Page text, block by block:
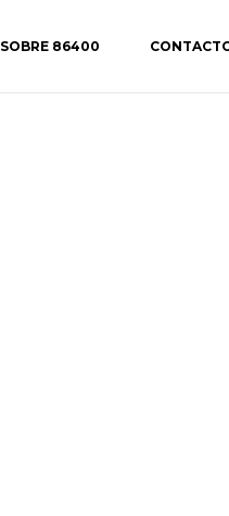
SOBRE 86400